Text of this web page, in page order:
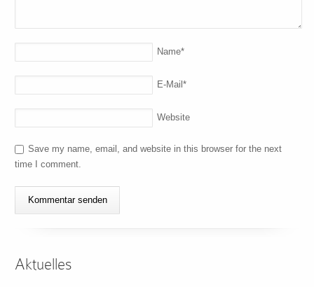
Name*
E-Mail*
Website
Save my name, email, and website in this browser for the next
time I comment.
Aktuelles